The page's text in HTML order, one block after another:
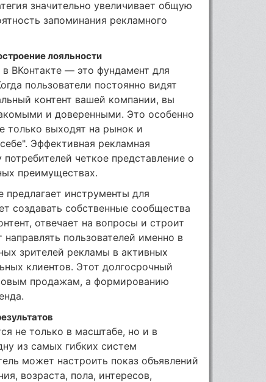
значительно увеличивает общую
запоминания рекламного
лояльности
в ВКонтакте — это фундамент для
пользователи постоянно видят
контент вашей компании, вы
и доверенными. Это особенно
только выходят на рынок и
Эффективная рекламная
четкое представление о
преимуществах.
инструменты для
создавать собственные сообщества
отвечает на вопросы и строит
пользователей именно в
зрителей рекламы в активных
клиентов. Этот долгосрочный
продажам, а формированию
не только в масштабе, но и в
из самых гибких систем
может настроить показ объявлений
возраста, пола, интересов,